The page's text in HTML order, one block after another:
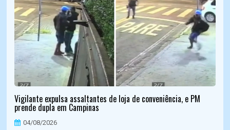
Vigilante expulsa assaltantes de loja de conveniência, e PM
prende dupla em Campinas
04/08/2026